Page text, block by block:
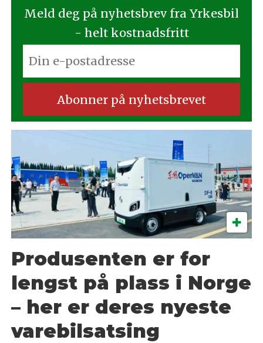
Meld deg på nyhetsbrev fra Yrkesbil
- helt kostnadsfritt
Produsenten er for
lengst på plass i Norge
– her er deres nyeste
varebilsatsing